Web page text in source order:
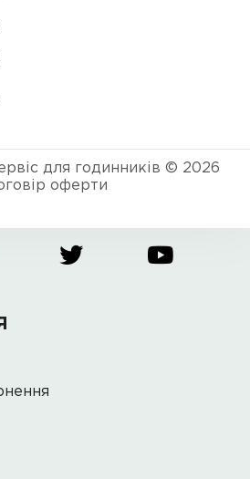
для годинників © 2026
оферти